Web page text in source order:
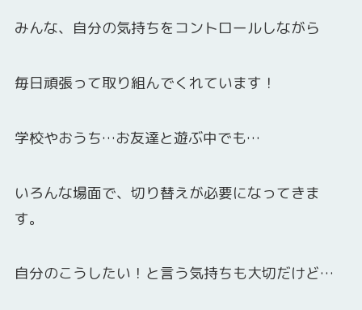
みんな、自分の気持ちをコントロールしながら
毎日頑張って取り組んでくれています！
学校やおうち…お友達と遊ぶ中でも…
いろんな場面で、切り替えが必要になってきま
す。
自分のこうしたい！と言う気持ちも大切だけど…